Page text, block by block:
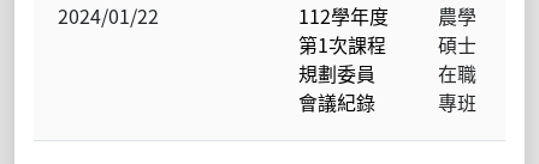
2024/01/22
112學年度
第1次課程
規劃委員
會議紀錄
農學
碩士
在職
專班